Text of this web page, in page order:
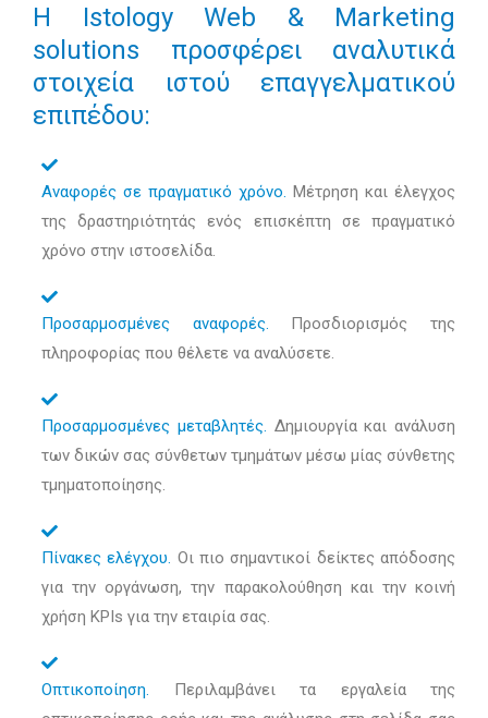
Η Istology Web & Marketing
solutions προσφέρει αναλυτικά
στοιχεία ιστού επαγγελματικού
επιπέδου:
Αναφορές σε πραγματικό χρόνο. Μέτρηση και έλεγχος
της δραστηριότητάς ενός επισκέπτη σε πραγματικό
χρόνο στην ιστοσελίδα.
Προσαρμοσμένες αναφορές. Προσδιορισμός της
πληροφορίας που θέλετε να αναλύσετε.
Προσαρμοσμένες μεταβλητές. Δημιουργία και ανάλυση
των δικών σας σύνθετων τμημάτων μέσω μίας σύνθετης
τμηματοποίησης.
Πίνακες ελέγχου. Οι πιο σημαντικοί δείκτες απόδοσης
για την οργάνωση, την παρακολούθηση και την κοινή
χρήση KPIs για την εταιρία σας.
Οπτικοποίηση. Περιλαμβάνει τα εργαλεία της